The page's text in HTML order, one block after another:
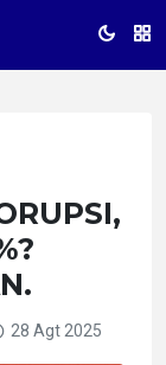
28 Agt 2025